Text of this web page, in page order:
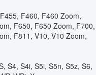
F460, F460 Zoom,
F650, F650 Zoom, F700,
F811, V10, V10 Zoom,
S4, S4i, S5i, S5n, S5z, S6,